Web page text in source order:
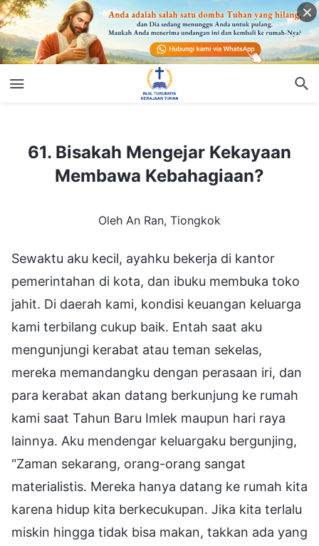
61. Bisakah Mengejar Kekayaan
Membawa Kebahagiaan?
Oleh An Ran, Tiongkok
Sewaktu aku kecil, ayahku bekerja di kantor
pemerintahan di kota, dan ibuku membuka toko
jahit. Di daerah kami, kondisi keuangan keluarga
kami terbilang cukup baik. Entah saat aku
mengunjungi kerabat atau teman sekelas,
mereka memandangku dengan perasaan iri, dan
para kerabat akan datang berkunjung ke rumah
kami saat Tahun Baru Imlek maupun hari raya
lainnya. Aku mendengar keluargaku bergunjing,
"Zaman sekarang, orang-orang sangat
materialistis. Mereka hanya datang ke rumah kita
karena hidup kita berkecukupan. Jika kita terlalu
miskin hingga tidak bisa makan, takkan ada yang